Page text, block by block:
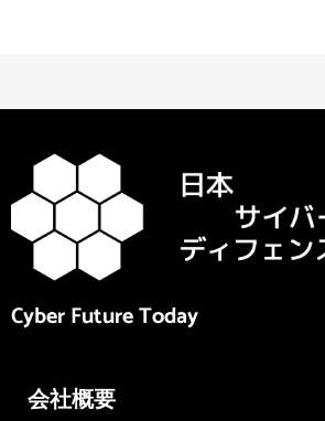
Cyber Future Today
会社概要